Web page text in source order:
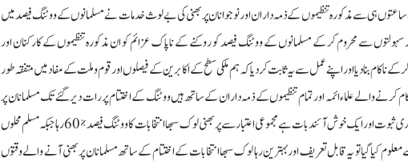
ہی سے مذکورہ تنظیموں کے ذمہ داران اور نوجوانان پربھنی کی بے لوث خدمات نے مسلمانوں کے ووٹنگ فیصد میں
سہولتوں سے محروم کر کے مسلمانوں کے ووٹنگ فیصد کو روکنے کے ناپاک عزائم کو ان مذکورہ تنظیموں کے کارکنان اور
کے ناکام بنا دیا اور اپنے عمل سے یہ ثابت کر دیا کہ ہم ملکی سطح کے اکابرین کے فیصلوں اور قوم و ملت کے مفاد میں متفقہ طور
والے علماء ائمہ اور تمام تنظیموں کے ذمہ داران کے ساتھ ہیں ووٹنگ کے اختتام پر رات دیر گئے تک مسلمانان پر
بھنی میں ووٹنگ فیصد کا انتظار رہا جو ہماری سیاسی بیداری ثبوت اور ایک خوش آئند بات ہے مجموعی اعتبار سے پربھنی لوک سبھا انتخابات کا ووٹنگ فیصد ٪ 60 رہا جبکہ مسلم محلوں
کیا گیا تو یہ قابل تعریف اور بہترین رہا لوک سبھا انتخابات کے اختتام کے ساتھ مسلمانان پر بھنی آنے والے وقتوں